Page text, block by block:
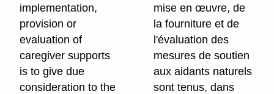
implementation,
provision or
evaluation of
caregiver supports
is to give due
consideration to the
mise en œuvre, de
la fourniture et de
l'évaluation des
mesures de soutien
aux aidants naturels
sont tenus, dans